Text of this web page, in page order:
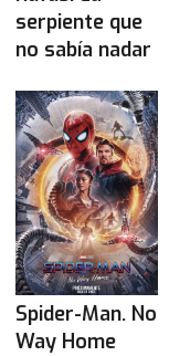
serpiente que
no sabía nadar
Spider-Man. No
Way Home